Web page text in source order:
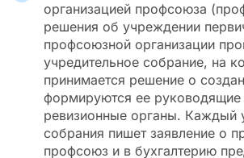
организацией профсоюза
решения об учреждении
профсоюзной организации
учредительное собрание, на
принимается решение о
формируются ее руководящие
ревизионные органы. Каждый
собрания пишет заявление о
профсоюз и в бухгалтерию